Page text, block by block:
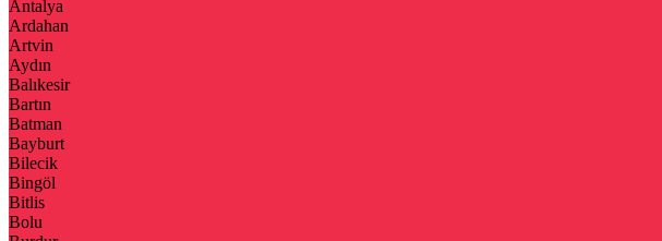
Antalya
Ardahan
Artvin
Aydın
Balıkesir
Bartın
Batman
Bayburt
Bilecik
Bingöl
Bitlis
Bolu